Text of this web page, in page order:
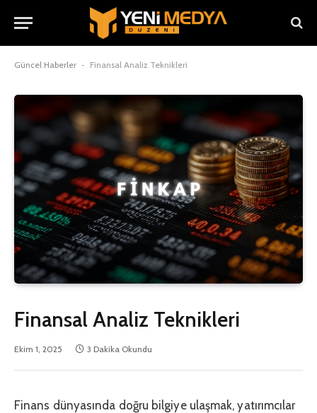
Güncel Haberler - Finansal Analiz Teknikleri
Finansal Analiz Teknikleri
Ekim 1, 2025 3 Dakika Okundu
Finans dünyasında doğru bilgiye ulaşmak, yatırımcılar